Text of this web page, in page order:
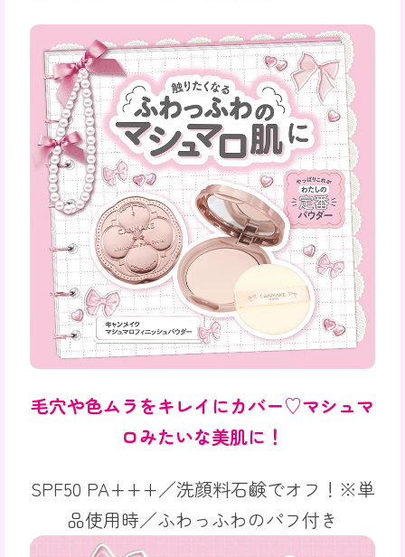
毛穴や色ムラをキレイにカバー♡マシュマ
ロみたいな美肌に！
SPF50 PA+++／洗顔料石鹸でオフ！※単
品使用時／ふわっふわのパフ付き